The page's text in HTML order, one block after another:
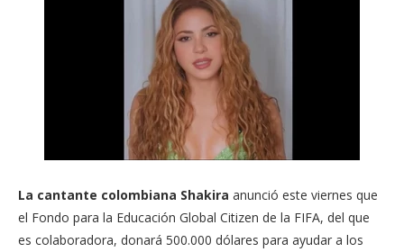
La cantante colombiana Shakira anunció este viernes que
el Fondo para la Educación Global Citizen de la FIFA, del que
es colaboradora, donará 500.000 dólares para ayudar a los